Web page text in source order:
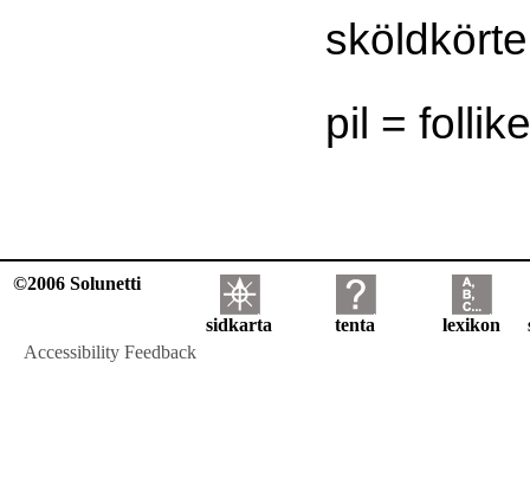
pil =
©2006 Solunetti
sidkarta tenta lexikon
Accessibility Feedback